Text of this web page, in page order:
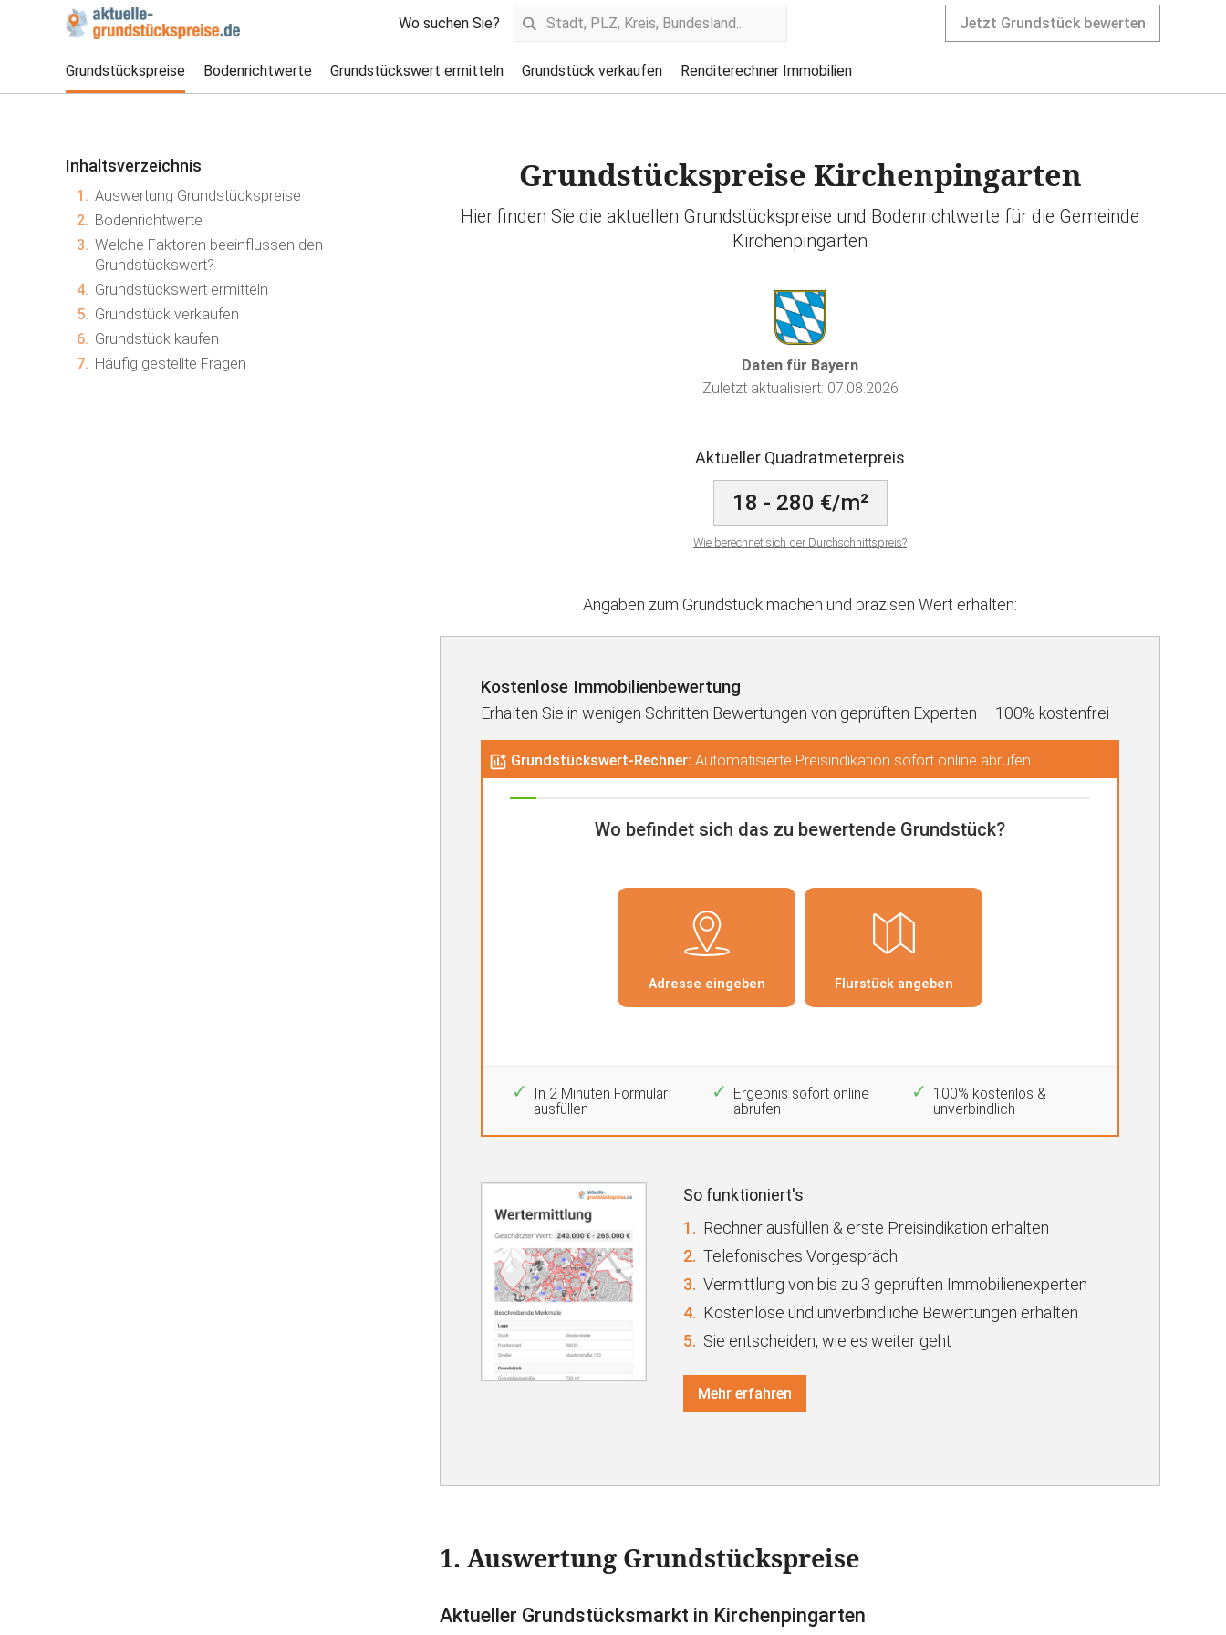
Wo suchen Sie? Jetzt Grundstück bewerten
Grundstückspreise Bodenrichtwerte Grundstückswert ermitteln Grundstück verkaufen Renditerechner Immobilien
Inhaltsverzeichnis
1. Auswertung Grundstückspreise
2. Bodenrichtwerte
3. Welche Faktoren beeinflussen den
Grundstückswert?
4. Grundstückswert ermitteln
5. Grundstück verkaufen
6. Grundstück kaufen
7. Häufig gestellte Fragen
Grundstückspreise Kirchenpingarten
Hier finden Sie die aktuellen Grundstückspreise und Bodenrichtwerte für die Gemeinde
Kirchenpingarten
Daten für Bayern
Zuletzt aktualisiert: 07.08.2026
Aktueller Quadratmeterpreis
18 - 280 €/m²
Wie berechnet sich der Durchschnittspreis?
Angaben zum Grundstück machen und präzisen Wert erhalten:
Kostenlose Immobilienbewertung
Erhalten Sie in wenigen Schritten Bewertungen von geprüften Experten – 100% kostenfrei
Grundstückswert-Rechner: Automatisierte Preisindikation sofort online abrufen
In 2 Minuten Formular
ausfüllen
Ergebnis sofort online
abrufen
100% kostenlos &
unverbindlich
So funktioniert's
1. Rechner ausfüllen & erste Preisindikation erhalten
2. Telefonisches Vorgespräch
3. Vermittlung von bis zu 3 geprüften Immobilienexperten
4. Kostenlose und unverbindliche Bewertungen erhalten
5. Sie entscheiden, wie es weiter geht
Mehr erfahren
1. Auswertung Grundstückspreise
Aktueller Grundstücksmarkt in Kirchenpingarten